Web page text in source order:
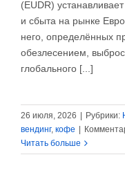
(EUDR)
и сбыта на рынке
него, определённых
обезлесением,
глобального [...]
26 июля, 2026 Рубрики:
вендинг, кофе
Читать больше